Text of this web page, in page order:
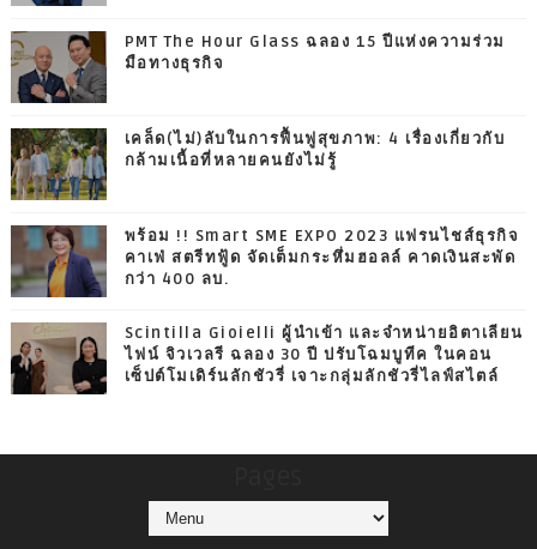
PMT The Hour Glass ฉลอง 15 ปีแห่งความร่วม
มือทางธุรกิจ
เคล็ด(ไม่)ลับในการฟื้นฟูสุขภาพ: 4 เรื่องเกี่ยวกับ
กล้ามเนื้อที่หลายคนยังไม่รู้
พร้อม !! Smart SME EXPO 2023 แฟรนไชส์ธุรกิจ
คาเฟ่ สตรีทฟู้ด จัดเต็มกระหึ่มฮอลล์ คาดเงินสะพัด
กว่า 400 ลบ.
Scintilla Gioielli ผู้นำเข้า และจำหน่ายอิตาเลียน
ไฟน์ จิวเวลรี ฉลอง 30 ปี ปรับโฉมบูทีค ในคอน
เซ็ปต์โมเดิร์นลักชัวรี่ เจาะกลุ่มลักชัวรี่ไลฟ์สไตล์